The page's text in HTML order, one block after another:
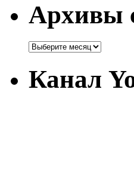
Архивы
Канал